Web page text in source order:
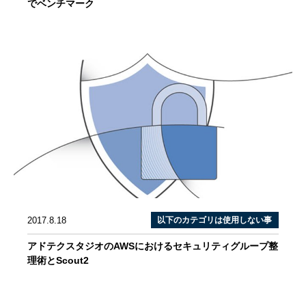
でベンチマーク
2017.8.18 以下のカテゴリは使用しない事
アドテクスタジオのAWSにおけるセキュリティグループ整
理術とScout2